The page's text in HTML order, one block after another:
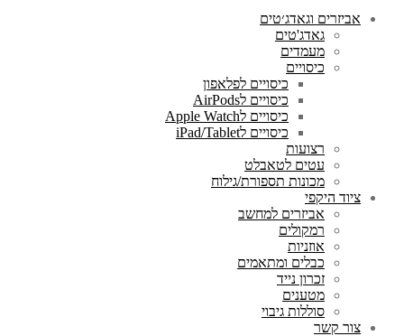
אביזרים וגאדג׳טים
גאדג'טים
מעמדים
כיסויים
כיסויים לפלאפון
כיסויים לAirPods
כיסויים לApple Watch
כיסויים לiPad/Tablet
רצועות
עטים לטאבלט
מכונות תספורת/גילוח
ציוד היקפי
אביזרים למחשב
רמקולים
אוזניות
כבלים ומתאמים
זכרון נייד
מטענים
סוללות גיבוי
צור קשר